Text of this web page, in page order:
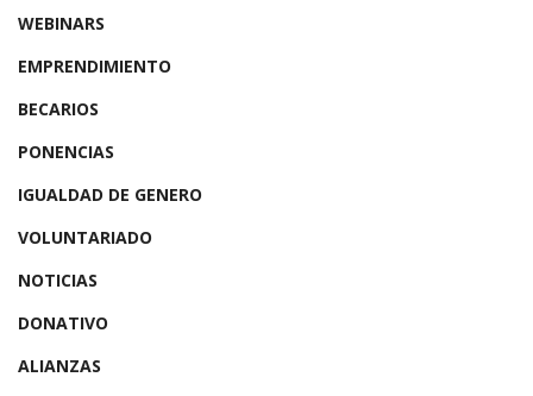
WEBINARS
EMPRENDIMIENTO
BECARIOS
PONENCIAS
IGUALDAD DE GENERO
VOLUNTARIADO
NOTICIAS
DONATIVO
ALIANZAS